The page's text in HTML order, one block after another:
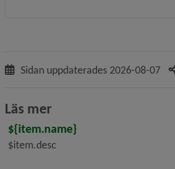
Sidan uppdaterades 2026-08-07
Läs mer
${item.name}
$item.desc